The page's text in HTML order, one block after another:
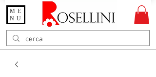
Gioielleria Rosellini
Rosellini online
ME
NU